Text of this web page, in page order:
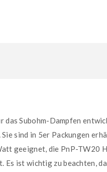
das Subohm-Dampfen
sind in 5er Packungen
geeignet, die PnP-TW20
ist wichtig zu beachten,